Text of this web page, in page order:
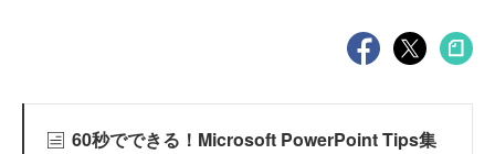
60秒でできる！Microsoft PowerPoint Tips集